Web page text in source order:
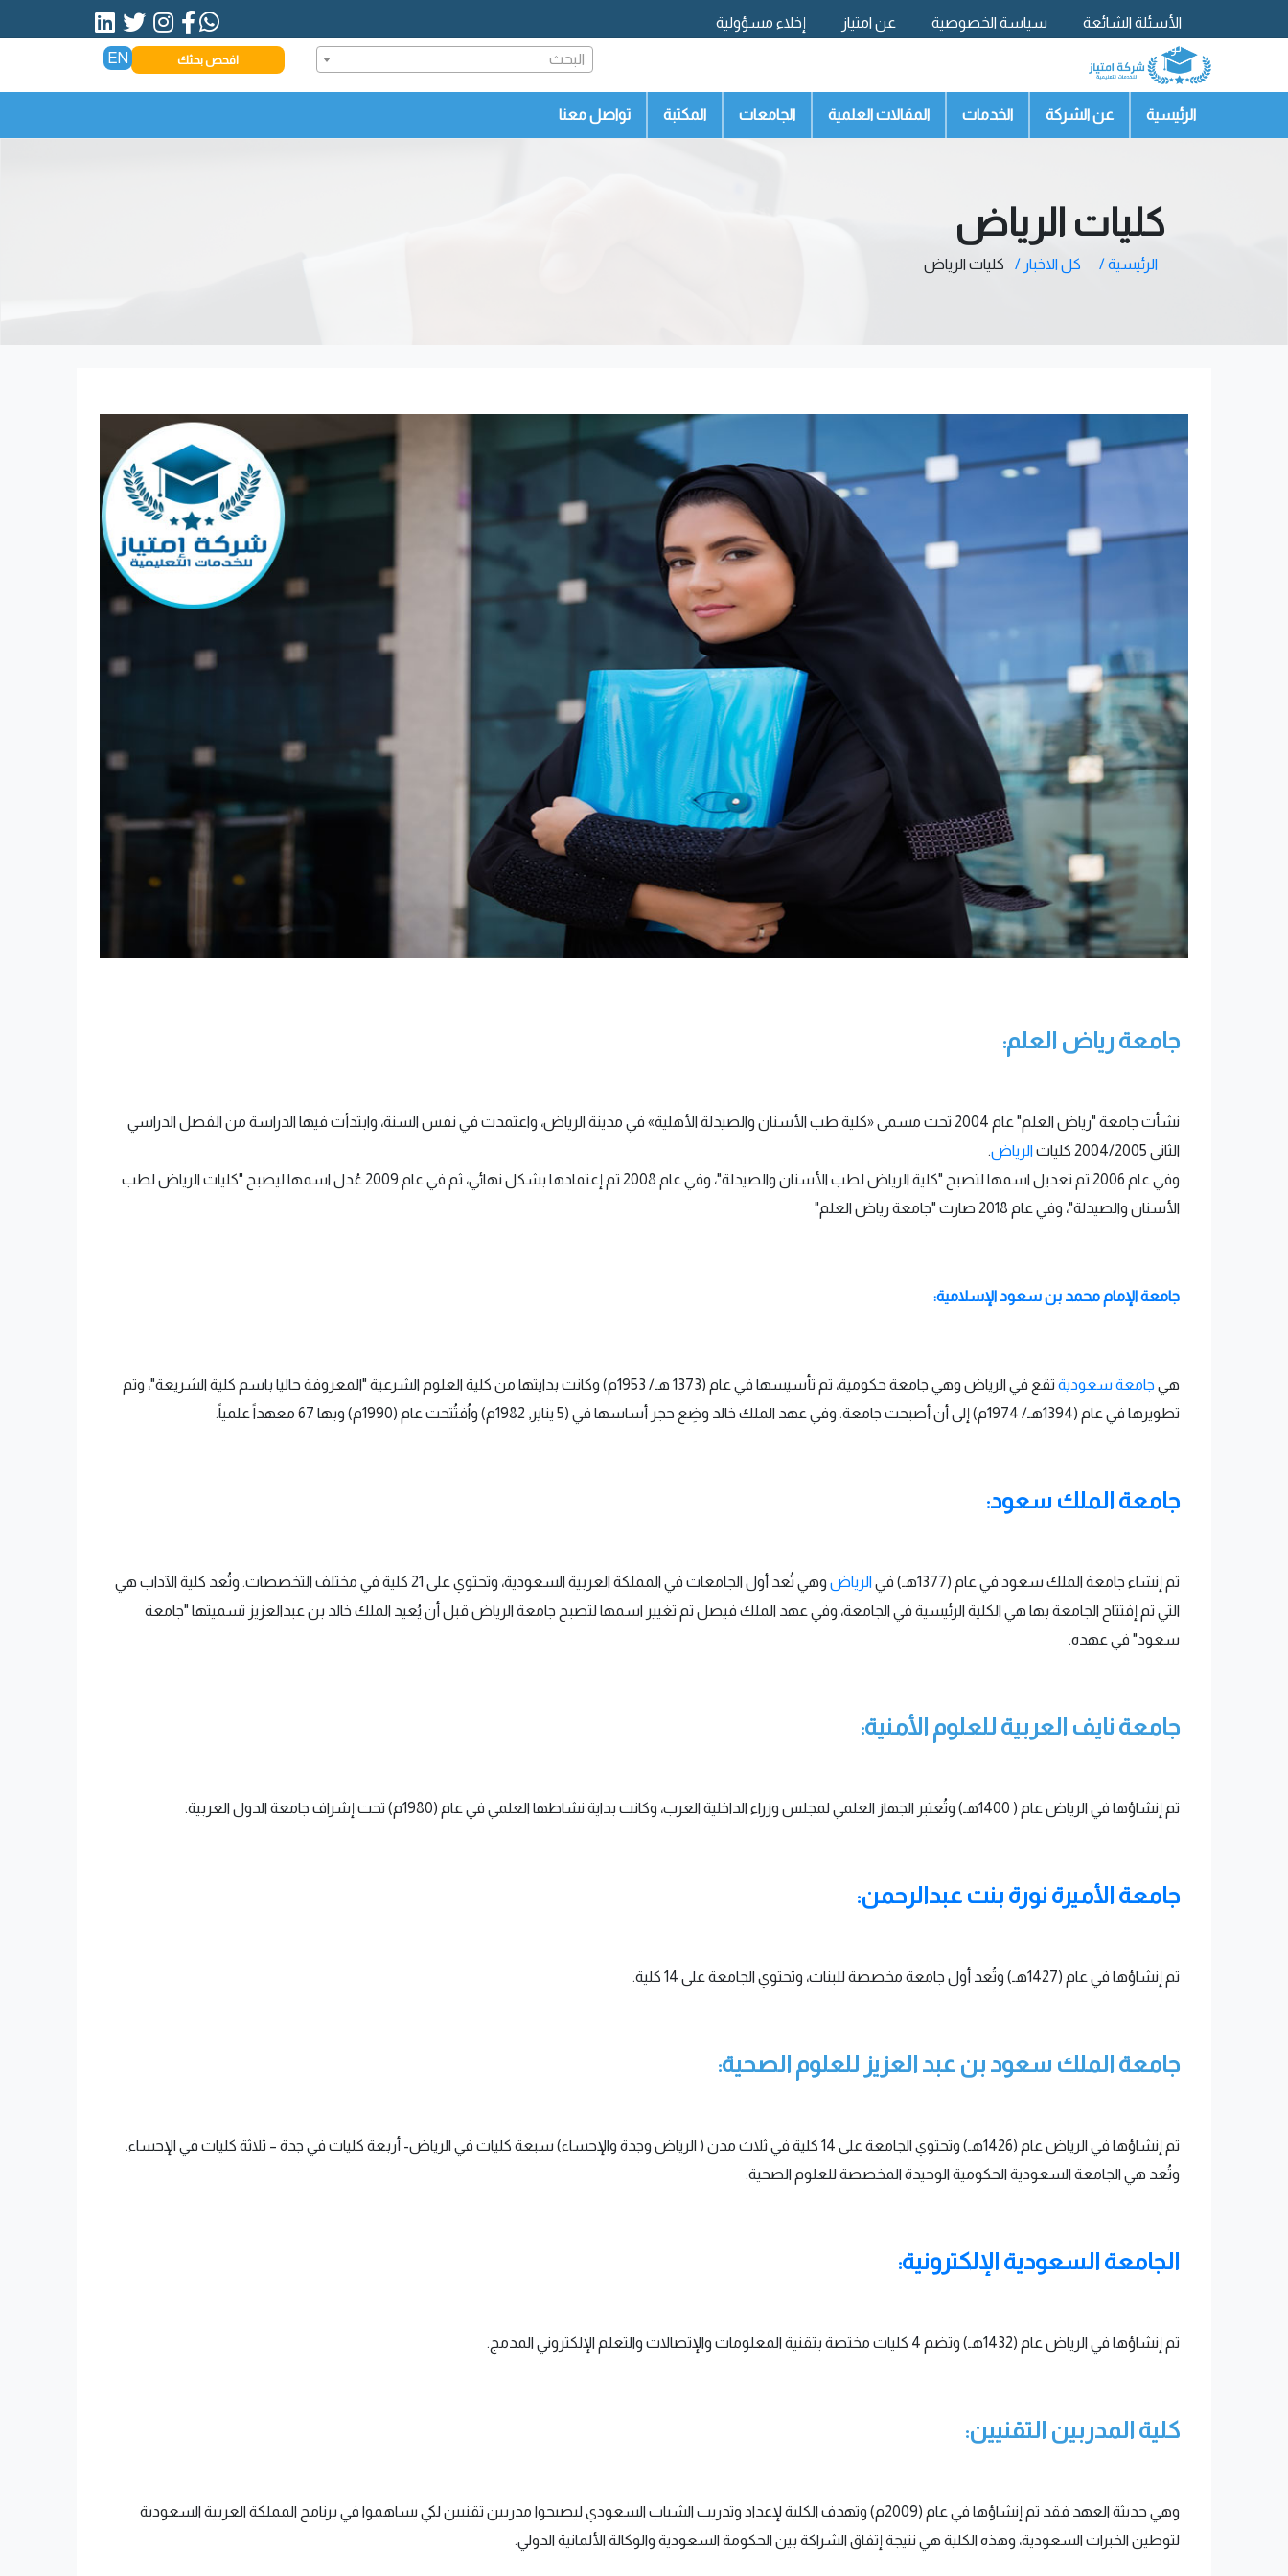
الأسئلة الشائعة سياسة الخصوصية عن امتياز
إخلاء مسؤولية
تواصل معنا
البحث افحص بحثك EN
الرئيسية عن الشركة الخدمات المقالات العلمية الجامعات المكتبة تواصل معنا
كليات الرياض
الرئيسية / كل الاخبار / كليات الرياض
جامعة رياض العلم:
نشأت جامعة "رياض العلم" عام 2004 تحت مسمى «كلية طب الأسنان والصيدلة الأهلية» في مدينة الرياض، واعتمدت في نفس السنة، وابتدأت فيها الدراسة من الفصل الدراسي
الثاني 2004/2005 كليات
الرياض.
وفي عام 2006 تم تعديل اسمها لتصبح "كلية الرياض لطب الأسنان والصيدلة"، وفي عام 2008 تم إعتمادها بشكل نهائي، ثم في عام 2009 عُدل اسمها ليصبح "كليات الرياض لطب
الأسنان والصيدلة"، وفي عام 2018 صارت "جامعة رياض العلم"
جامعة الإمام محمد بن سعود الإسلامية:
هي جامعة سعودية
تقع في الرياض وهي جامعة حكومية، تم تأسيسها في عام (1373 هـ/ 1953م) وكانت بدايتها من كلية العلوم الشرعية "المعروفة حاليا باسم كلية الشريعة"، وتم
تطويرها في عام (1394هـ/ 1974م) إلى أن أصبحت جامعة. وفي عهد الملك خالد وضِع حجر أساسها في (5 يناير, 1982م) واُفتُتحت عام (1990م) وبها 67 معهداً علمياً.
جامعة الملك سعود:
تم إنشاء جامعة الملك سعود في عام (1377هـ) في الرياض
وهي تُعد أول الجامعات في المملكة العربية السعودية، وتحتوي على 21 كلية في مختلف التخصصات. وتُعد كلية الآداب هي
التي تم إفتتاح الجامعة بها هي الكلية الرئيسية في الجامعة، وفي عهد الملك فيصل تم تغيير اسمها لتصبح جامعة الرياض قبل أن يُعيد الملك خالد بن عبدالعزيز تسميتها "جامعة
سعود" في عهده.
جامعة نايف العربية للعلوم الأمنية:
تم إنشاؤها في الرياض عام ( 1400هـ) وتُعتبر الجهاز العلمي لمجلس وزراء الداخلية العرب، وكانت بداية نشاطها العلمي في عام (1980م) تحت إشراف جامعة الدول العربية.
جامعة الأميرة نورة بنت عبدالرحمن:
تم إنشاؤها في عام (1427هـ) وتُعد أول جامعة مخصصة للبنات، وتحتوي الجامعة على 14 كلية.
جامعة الملك سعود بن عبد العزيز للعلوم الصحية:
تم إنشاؤها في الرياض عام (1426هـ) وتحتوي الجامعة على 14 كلية في ثلاث مدن ( الرياض وجدة والإحساء) سبعة كليات في الرياض- أربعة كليات في جدة – ثلاثة كليات في الإحساء.
وتُعد هي الجامعة السعودية الحكومية الوحيدة المخصصة للعلوم الصحية.
الجامعة السعودية الإلكترونية:
تم إنشاؤها في الرياض عام (1432هـ) وتضم 4 كليات مختصة بتقنية المعلومات والإتصالات والتعلم الإلكتروني المدمج.
كلية المدربين التقنيين:
وهي حديثة العهد فقد تم إنشاؤها في عام (2009م) وتهدف الكلية لإعداد وتدريب الشباب السعودي ليصبحوا مدربين تقنيين لكي يساهموا في برنامج المملكة العربية السعودية
لتوطين الخبرات السعودية، وهذه الكلية هي نتيجة إتفاق الشراكة بين الحكومة السعودية والوكالة الألمانية الدولي.